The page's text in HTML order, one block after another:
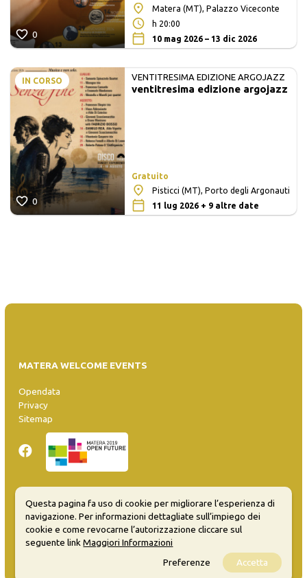
0
Matera (MT), Palazzo Viceconte
h 20:00
10 mag 2026 – 13 dic 2026
IN CORSO
0
VENTITRESIMA EDIZIONE ARGOJAZZ
ventitresima edizione argojazz
Gratuito
Pisticci (MT), Porto degli Argonauti
11 lug 2026 + 9 altre date
MATERA WELCOME EVENTS
Opendata
Privacy
Sitemap
Inserisci evento
Guida
FAQ
info@materaevents.it
Questa pagina fa uso di cookie per migliorare l’esperienza di
navigazione. Per informazioni dettagliate sull’impiego dei
cookie e come revocarne l’autorizzazione cliccare sul
seguente linkMaggiori Informazioni
Preferenze
Accetta